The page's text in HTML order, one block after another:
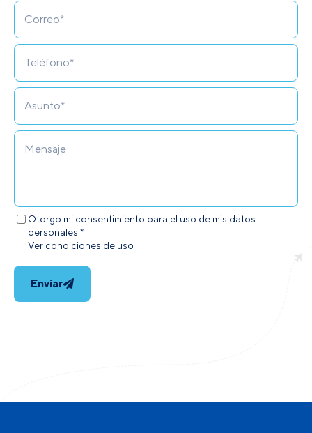
Otorgo mi consentimiento para el uso de mis datos
personales.*
Ver condiciones de uso
Enviar